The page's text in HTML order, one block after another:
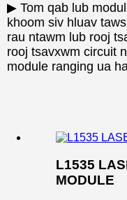
▶ Tom qab lub
khoom siv hluav
rau ntawm lub rooj
rooj tsavxwm circuit
module ranging ua
L1535
MODULE